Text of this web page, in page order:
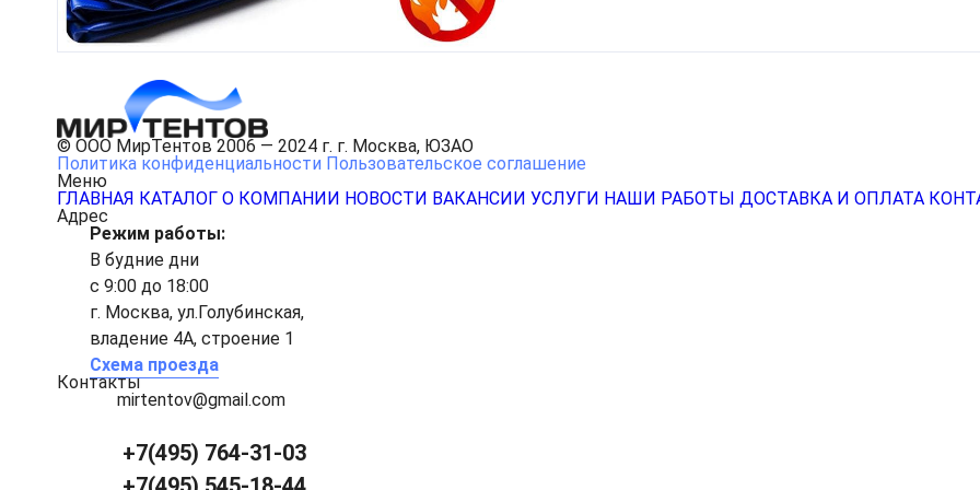
© ООО МирТентов 2006 — 2024 г. г. Москва, ЮЗАО
Политика конфиденциальности Пользовательское соглашение
Меню
ГЛАВНАЯ КАТАЛОГ О КОМПАНИИ НОВОСТИ ВАКАНСИИ УСЛУГИ НАШИ РАБОТЫ ДОСТАВКА И ОПЛАТА
Адрес
Режим работы:
В будние дни
с 9:00 до 18:00
г. Москва, ул.Голубинская,
владение 4А, строение 1
Схема проезда
Контакты
mirtentov@gmail.com
+7(495) 764-31-03